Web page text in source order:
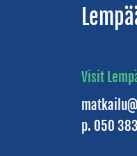
Visit
p. 050